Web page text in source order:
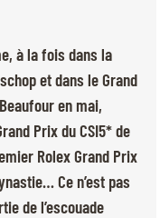
GRAND SLAM
réservés
à la fois dans la
et dans le Grand
en mai,
Prix du CSI5* de
Rolex Grand Prix
Ce n’est pas
de l’escouade